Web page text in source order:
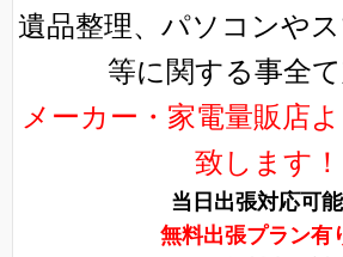
遺品整理、パソコンや
等に関する事全て
メーカー・家電量販店
致します！
当日出張対応可能
無料出張プラン有